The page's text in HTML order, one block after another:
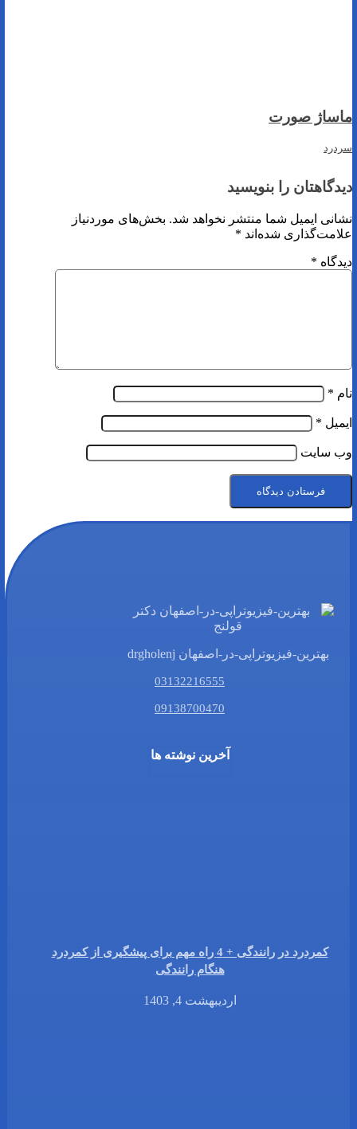
ماساژ صورت
سردرد
دیدگاهتان را بنویسید
نشانی ایمیل شما منتشر نخواهد شد. بخش‌های موردنیاز
علامت‌گذاری شده‌اند *
دیدگاه *
نام *
ایمیل *
وب‌ سایت
بهترین-فیزیوتراپی-در-اصفهان drgholenj
03132216555
09138700470
آخرین نوشته ها
کمردرد در رانندگی + 4 راه مهم برای پیشگیری از کمردرد
هنگام رانندگی
اردیبهشت 4, 1403